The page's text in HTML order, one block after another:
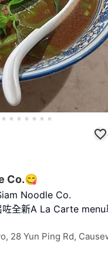
Co.😋
Noodle Co.
全新A La Carte menu
28 Yun Ping Rd,